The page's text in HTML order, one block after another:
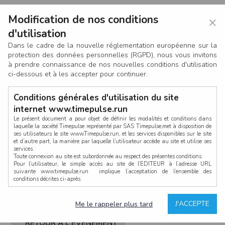
CONNEXION
RETOUR À L'ÉVÈNEMENT
×
Modification de nos conditions
d'utilisation
Dans le cadre de la nouvelle réglementation européenne sur la
protection des données personnelles (RGPD), nous vous invitons
à prendre connaissance de nos nouvelles conditions d'utilisation
ci-dessous et à les accepter pour continuer.
Conditions générales d'utilisation du site
internet www.timepulse.run
Le présent document a pour objet de définir les modalités et conditions dans
laquelle la société Timepulse représenté par SAS Timepulse,met à disposition de
ses utilisateurs le site www.Timepulse.run, et les services disponibles sur le site
et d’autre part, la manière par laquelle l’utilisateur accède au site et utilise ses
services.
Toute connexion au site est subordonnée au respect des présentes conditions.
Pour l’utilisateur, le simple accès au site de l’EDITEUR à l’adresse URL
suivante www.timepulse.run implique l’acceptation de l’ensemble des
conditions décrites ci-après.
La structure générale du site www.timepulse.run, par quelque procédé que ce
soit, sans l'autorisation préalable et par écrit de Fourcherot Mickael et/ou de ses
J'ACCEPTE
Me le rappeler plus tard